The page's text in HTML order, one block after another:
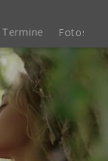
Termine Fotos